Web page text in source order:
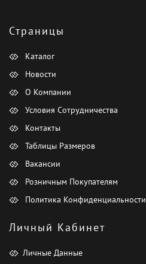
Страницы
Каталог
Новости
О Компании
Условия Сотрудничества
Контакты
Таблицы Размеров
Вакансии
Розничным Покупателям
Политика Конфиденциальности
Личный Кабинет
Личные Данные